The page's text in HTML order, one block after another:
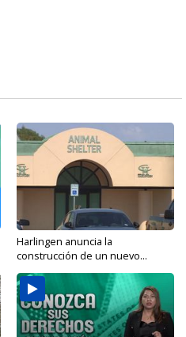
Harlingen anuncia la
construcción de un nuevo...